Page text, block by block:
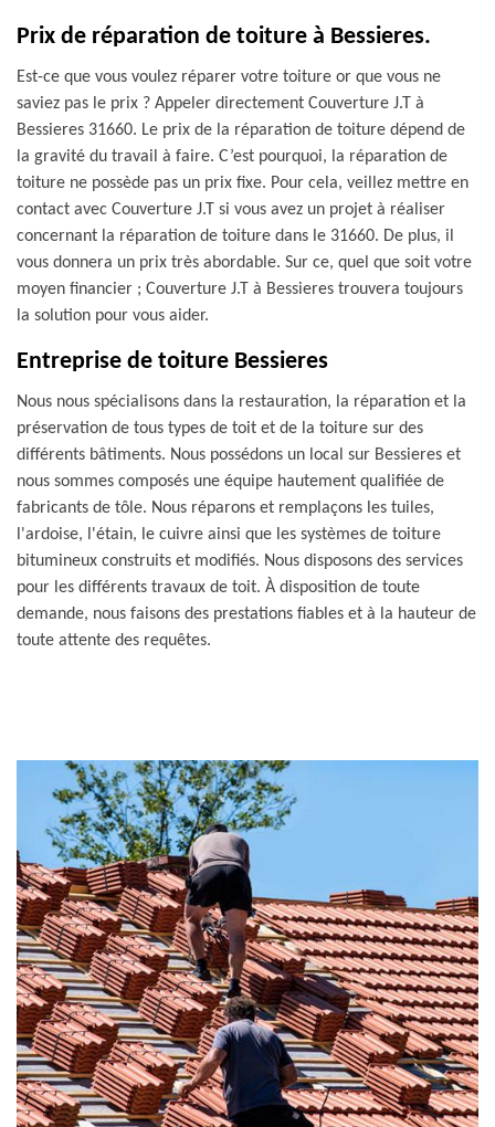
Prix de réparation de toiture à Bessieres.
Est-ce que vous voulez réparer votre toiture or que vous ne
saviez pas le prix ? Appeler directement Couverture J.T à
Bessieres 31660. Le prix de la réparation de toiture dépend de
la gravité du travail à faire. C’est pourquoi, la réparation de
toiture ne possède pas un prix fixe. Pour cela, veillez mettre en
contact avec Couverture J.T si vous avez un projet à réaliser
concernant la réparation de toiture dans le 31660. De plus, il
vous donnera un prix très abordable. Sur ce, quel que soit votre
moyen financier ; Couverture J.T à Bessieres trouvera toujours
la solution pour vous aider.
Entreprise de toiture Bessieres
Nous nous spécialisons dans la restauration, la réparation et la
préservation de tous types de toit et de la toiture sur des
différents bâtiments. Nous possédons un local sur Bessieres et
nous sommes composés une équipe hautement qualifiée de
fabricants de tôle. Nous réparons et remplaçons les tuiles,
l'ardoise, l'étain, le cuivre ainsi que les systèmes de toiture
bitumineux construits et modifiés. Nous disposons des services
pour les différents travaux de toit. À disposition de toute
demande, nous faisons des prestations fiables et à la hauteur de
toute attente des requêtes.